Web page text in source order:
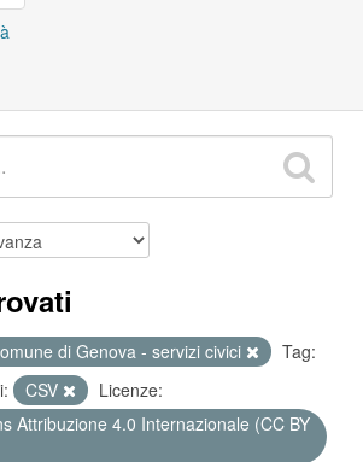
di Genova - servizi civici
Tag:
CSV
Licenze:
Attribuzione 4.0 Internazionale (CC BY